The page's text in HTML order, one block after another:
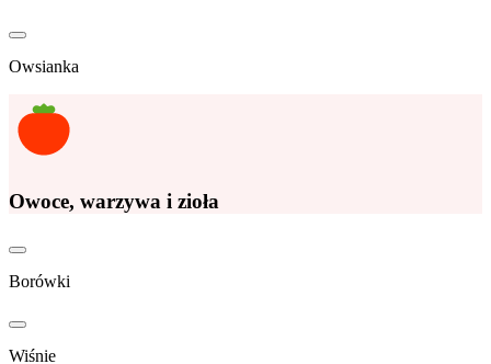
Owsianka
Owoce, warzywa i zioła
Borówki
Wiśnie